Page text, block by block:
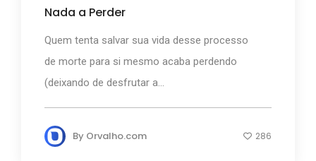
Nada a Perder
Quem tenta salvar sua vida desse processo
de morte para si mesmo acaba perdendo
(deixando de desfrutar a...
By Orvalho.com 286